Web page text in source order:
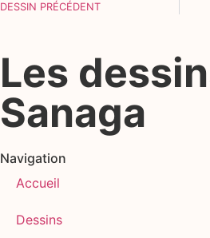
DESSIN PRÉCÉDENT
Les
Sanaga
Navigation
Accueil
Dessins